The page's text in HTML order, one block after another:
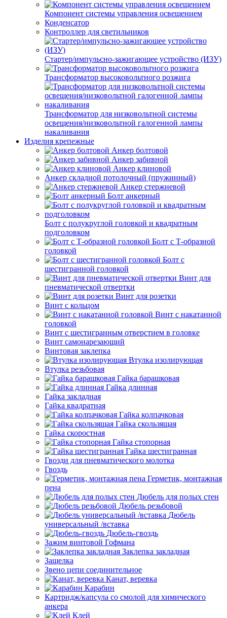
Компонент системы управления освещением
Конденсатор
Контроллер для светильников
Стартер/импульсно-зажигающее устройство (ИЗУ)
Трансформатор высоковольтного розжига
Трансформатор для низковольтной системы
освещения/низковольтной галогенной лампы
накаливания
Изделия крепежные
Анкер болтовой
Анкер забивной
Анкер клиновой
Анкер складной потолочный (пружинный)
Анкер стержневой
Болт анкерный
Болт с полукруглой головкой и квадратным
подголовком
Болт с Т-образной
головкой
Болт с
шестигранной головкой
Винт для
пневматической отвертки
Винт для розетки
Винт с кольцом
Винт с накатанной
головкой
Винт с шестигранным отверстием в головке
Винт самонарезающий
Винтовая заклепка
Втулка изолирующая
Втулка резьбовая
Гайка барашковая
Гайка длинная
Гайка закладная
Гайка квадратная
Гайка колпачковая
Гайка скользящая
Гайка скоростная
Гайка стопорная
Гайка шестигранная
Гвозди для пневматического молотка
Гвоздь
Герметик, монтажная
пена
Дюбель для полых стен
Дюбель резьбовой
Дюбель
универсальный /вставка
Дюбель-гвоздь
Зажим винтовой Гофмана
Заклепка закладная
Защелка
Звено цепи соединительное
Канат, веревка
Карабин
Картридж/капсула со смолой для химического
анкера
Клей